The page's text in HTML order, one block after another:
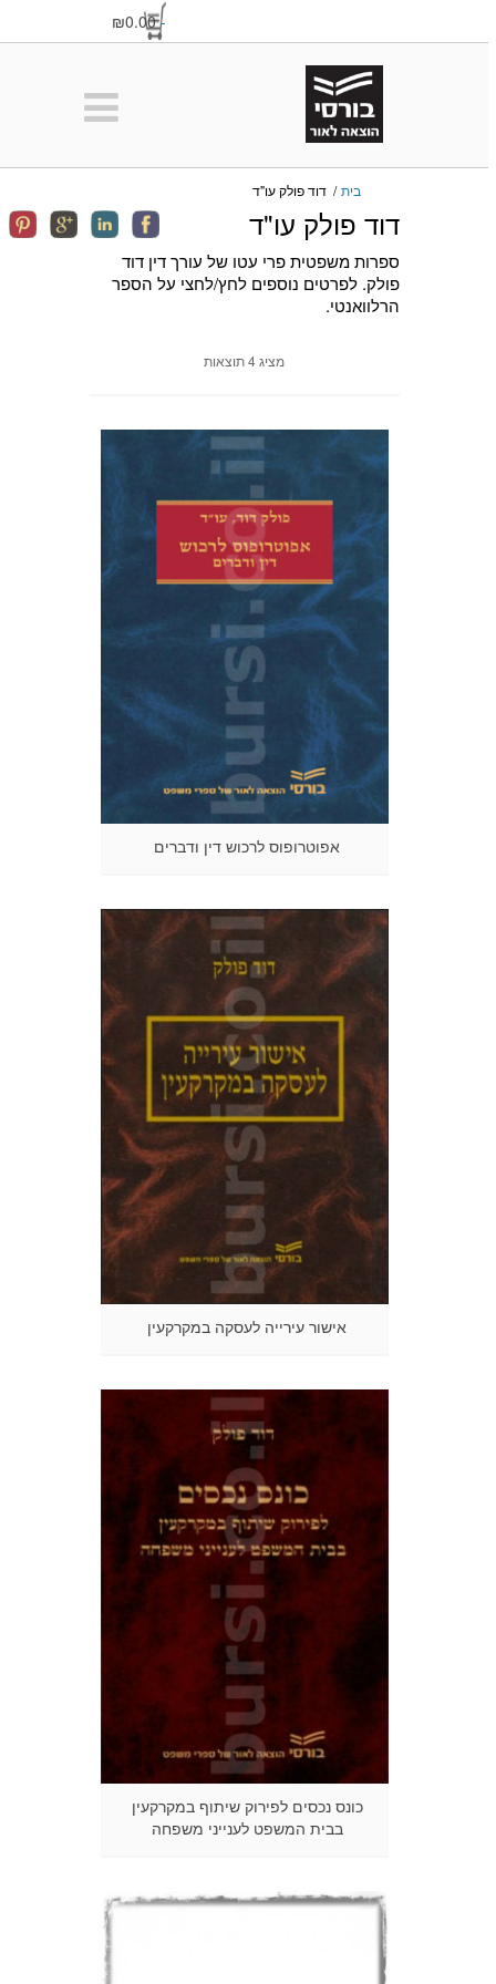
₪0.00
דוד פולק עו"ד
דוד פולק עו"ד
ספרות משפטית פרי עטו של עורך דין דוד
פולק. לפרטים נוספים לחץ/לחצי על הספר
הרלוואנטי.
אפוטרופוס לרכוש דין ודברים
אישור עירייה לעסקה במקרקעין
כונס נכסים לפירוק שיתוף במקרקעין
בבית המשפט לענייני משפחה